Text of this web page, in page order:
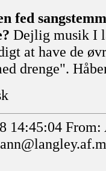
fed
Dejlig musik I
at have de
drenge".
14:45:04